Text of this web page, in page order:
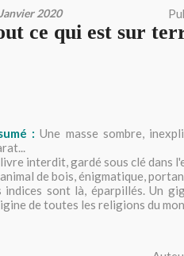
2020
ce qui est sur
:Une masse sombre,
interdit, gardé sous clé dans
de bois, énigmatique,
indices sont là, éparpillés. Un
de toutes les religions du